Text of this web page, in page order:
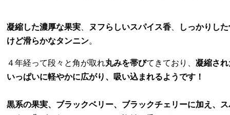
凝縮した濃厚な果実 ヌフらしいスパイス香
しっかりし
けど滑らかなタンニン。
４年経って段々と角が取れ丸みを帯びてきており、 凝縮さ
いっぱいに軽やかに広がり、吸い込まれるようです！
黒系の果実、ブラックベリー、ブラックチェリーに加え、